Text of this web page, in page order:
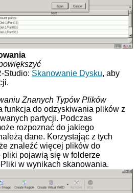
Studio: Skanowanie Dysku, aby
Znanych Typów Plików
funkcja do odzyskiwania plików z
partycji. Podczas
rozpoznać do jakiego
dane. Korzystając z tych
znaleźć więcej plików do
pojawią się w folderze
w wynikach skanowania.